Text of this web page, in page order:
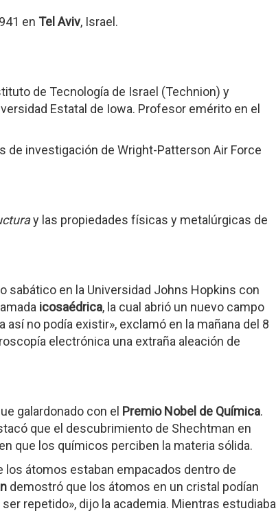
en Tel Aviv, Israel.
de Tecnología de Israel (Technion) y
Estatal de Iowa. Profesor emérito en el
de investigación de Wright-Patterson Air Force
y las propiedades físicas y metalúrgicas de
sabático en la Universidad Johns Hopkins con
icosaédrica, la cual abrió un nuevo campo
no podía existir», exclamó en la mañana del 8
electrónica una extraña aleación de
galardonado con el Premio Nobel de Química.
que el descubrimiento de Shechtman en
que los químicos perciben la materia sólida.
los átomos estaban empacados dentro de
demostró que los átomos en un cristal podían
repetido», dijo la academia. Mientras estudiaba